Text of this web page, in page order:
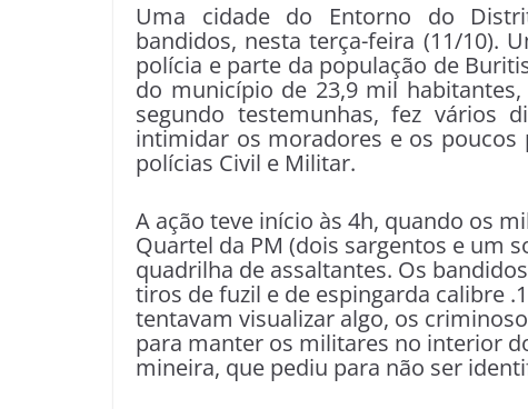
Uma cidade do Entorno do
bandidos, nesta terça-feira (11/10).
polícia e parte da população de
do município de 23,9 mil
segundo testemunhas, fez vários
intimidar os moradores e os poucos
polícias Civil e Militar.
A ação teve início às 4h, quando os
Quartel da PM (dois sargentos e um
quadrilha de assaltantes. Os
tiros de fuzil e de espingarda calibre
tentavam visualizar algo, os
para manter os militares no interior
mineira, que pediu para não ser